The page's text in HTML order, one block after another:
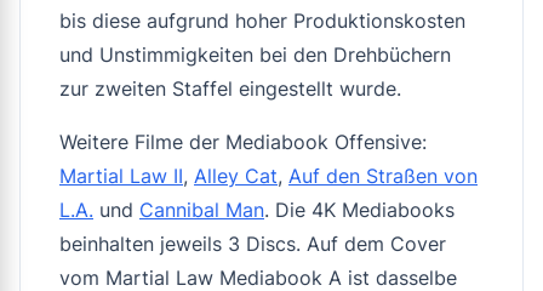
bis diese aufgrund hoher Produktionskosten
und Unstimmigkeiten bei den Drehbüchern
zur zweiten Staffel eingestellt wurde.
Weitere Filme der Mediabook Offensive:
Martial Law II, Alley Cat, Auf den Straßen von
L.A. und Cannibal Man. Die 4K Mediabooks
beinhalten jeweils 3 Discs. Auf dem Cover
vom Martial Law Mediabook A ist dasselbe